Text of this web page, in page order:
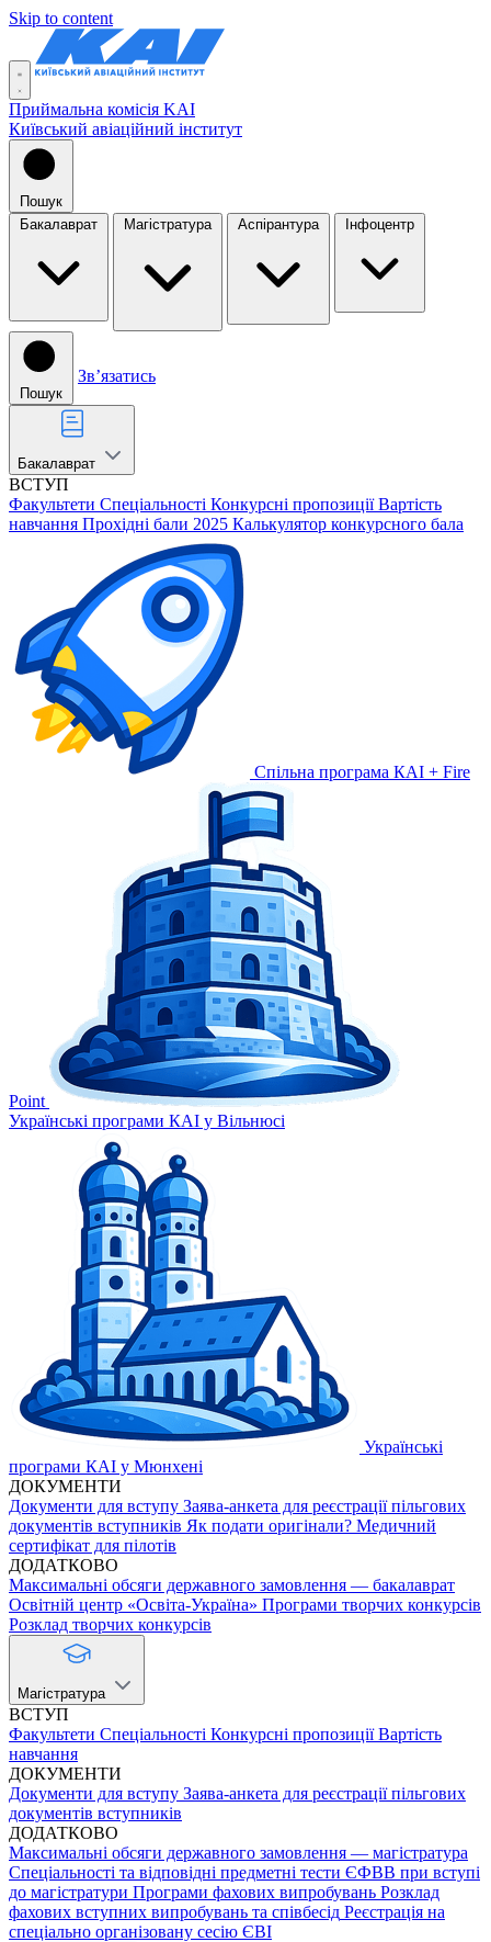
Skip to content
Приймальна комісія KAI
Київський авіаційний інститут
Пошук
Бакалаврат
Магістратура Аспірантура Інфоцентр
Пошук
Звʼязатись
Бакалаврат
ВСТУП
Факультети Спеціальності Конкурсні пропозиції Вартість
навчання Прохідні бали 2025 Калькулятор конкурсного бала
Спільна програма КАІ + Fire
Point
Українські програми КАІ у Вільнюсі
Українські
програми КАІ у Мюнхені
ДОКУМЕНТИ
Документи для вступу Заява-анкета для реєстрації пільгових
документів вступників Як подати оригінали? Медичний
сертифікат для пілотів
ДОДАТКОВО
Максимальні обсяги державного замовлення — бакалаврат
Освітній центр «Освіта-Україна» Програми творчих конкурсів
Розклад творчих конкурсів
Магістратура
ВСТУП
Факультети Спеціальності Конкурсні пропозиції Вартість
навчання
ДОКУМЕНТИ
Документи для вступу Заява-анкета для реєстрації пільгових
документів вступників
ДОДАТКОВО
Максимальні обсяги державного замовлення — магістратура
Спеціальності та відповідні предметні тести ЄФВВ при вступі
до магістратури Програми фахових випробувань Розклад
фахових вступних випробувань та співбесід Реєстрація на
спеціально організовану сесію ЄВІ